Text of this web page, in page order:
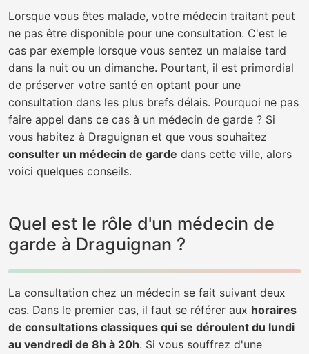
Lorsque vous êtes malade, votre médecin traitant peut
ne pas être disponible pour une consultation. C'est le
cas par exemple lorsque vous sentez un malaise tard
dans la nuit ou un dimanche. Pourtant, il est primordial
de préserver votre santé en optant pour une
consultation dans les plus brefs délais. Pourquoi ne pas
faire appel dans ce cas à un médecin de garde ? Si
vous habitez à Draguignan et que vous souhaitez
consulter un médecin de garde dans cette ville, alors
voici quelques conseils.
Quel est le rôle d'un médecin de
garde à Draguignan ?
La consultation chez un médecin se fait suivant deux
cas. Dans le premier cas, il faut se référer aux horaires
de consultations classiques qui se déroulent du lundi
au vendredi de 8h à 20h. Si vous souffrez d'une